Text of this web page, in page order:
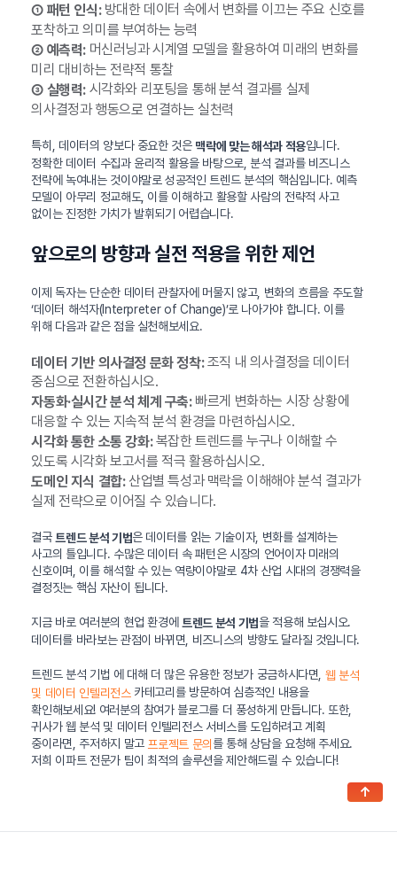
① 패턴 인식:방대한 데이터 속에서 변화를 이끄는 주요 신호를
포착하고 의미를 부여하는 능력
② 예측력:머신러닝과 시계열 모델을 활용하여 미래의 변화를
미리 대비하는 전략적 통찰
③ 실행력:시각화와 리포팅을 통해 분석 결과를 실제
의사결정과 행동으로 연결하는 실천력
특히, 데이터의 양보다 중요한 것은 맥락에 맞는 해석과 적용입니다.
정확한 데이터 수집과 윤리적 활용을 바탕으로, 분석 결과를 비즈니스
전략에 녹여내는 것이야말로 성공적인 트렌드 분석의 핵심입니다. 예측
모델이 아무리 정교해도, 이를 이해하고 활용할 사람의 전략적 사고
없이는 진정한 가치가 발휘되기 어렵습니다.
앞으로의 방향과 실전 적용을 위한 제언
이제 독자는 단순한 데이터 관찰자에 머물지 않고, 변화의 흐름을 주도할
‘데이터 해석자(Interpreter of Change)’로 나아가야 합니다. 이를
위해 다음과 같은 점을 실천해보세요.
데이터 기반 의사결정 문화 정착:조직 내 의사결정을 데이터
중심으로 전환하십시오.
자동화·실시간 분석 체계 구축:빠르게 변화하는 시장 상황에
대응할 수 있는 지속적 분석 환경을 마련하십시오.
시각화 통한 소통 강화:복잡한 트렌드를 누구나 이해할 수
있도록 시각화 보고서를 적극 활용하십시오.
도메인 지식 결합:산업별 특성과 맥락을 이해해야 분석 결과가
실제 전략으로 이어질 수 있습니다.
결국 트렌드 분석 기법은 데이터를 읽는 기술이자, 변화를 설계하는
사고의 틀입니다. 수많은 데이터 속 패턴은 시장의 언어이자 미래의
신호이며, 이를 해석할 수 있는 역량이야말로 4차 산업 시대의 경쟁력을
결정짓는 핵심 자산이 됩니다.
지금 바로 여러분의 현업 환경에트렌드 분석 기법을 적용해 보십시오.
데이터를 바라보는 관점이 바뀌면, 비즈니스의 방향도 달라질 것입니다.
트렌드 분석 기법 에 대해 더 많은 유용한 정보가 궁금하시다면, 웹 분석
및 데이터 인텔리전스카테고리를 방문하여 심층적인 내용을
확인해보세요! 여러분의 참여가 블로그를 더 풍성하게 만듭니다. 또한,
귀사가 웹 분석 및 데이터 인텔리전스 서비스를 도입하려고 계획
중이라면, 주저하지 말고 프로젝트 문의를 통해 상담을 요청해 주세요.
저희 이파트 전문가 팀이 최적의 솔루션을 제안해드릴 수 있습니다!
↑